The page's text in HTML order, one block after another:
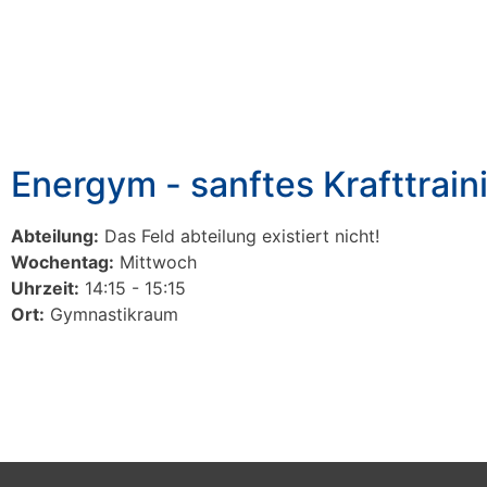
Energym - sanftes
Abteilung: Das Feld abteilung existiert nicht!
Wochentag: Mittwoch
Uhrzeit: 14:15 - 15:15
Ort: Gymnastikraum